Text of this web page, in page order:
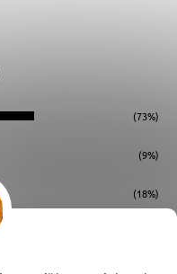
(73%)
(9%)
(18%)